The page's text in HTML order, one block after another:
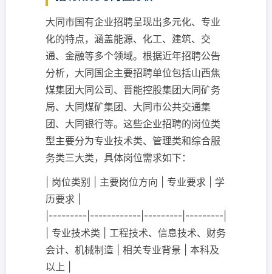
大同市国有企业招聘呈现出多元化、专业
化的特点，涵盖能源、化工、建筑、交
通、金融等多个领域。根据近年招聘公告
分析，大同国企主要招聘单位包括山西焦
煤集团大同公司、晋能控股集团大同矿务
局、大同煤矿集团、大同市公共交通集
团、大同银行等。这些企业招聘的岗位类
型主要分为专业技术类、管理类和综合服
务类三大类，具体岗位需求如下：
| 岗位类别 | 主要岗位方向 | 专业要求 | 学
历要求 |
|---------|------------|---------|---------|
| 专业技术类 | 工程技术、信息技术、财务
会计、机械制造 | 相关专业背景 | 本科及
以上 |